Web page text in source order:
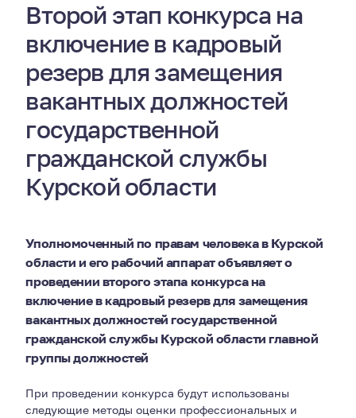
Второй этап конкурса на
включение в кадровый
резерв для замещения
вакантных должностей
государственной
гражданской службы
Курской области
Уполномоченный по правам человека в Курской
области и его рабочий аппарат объявляет о
проведении второго этапа конкурса на
включение в кадровый резерв для замещения
вакантных должностей государственной
гражданской службы Курской области главной
группы должностей
При проведении конкурса будут использованы
следующие методы оценки профессиональных и